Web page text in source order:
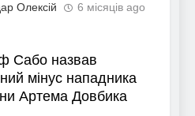
Олексій 6 місяців ago
Сабо назвав
мінус нападника
Артема Довбика